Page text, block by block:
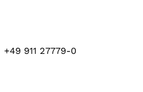
+49 911 27779-0